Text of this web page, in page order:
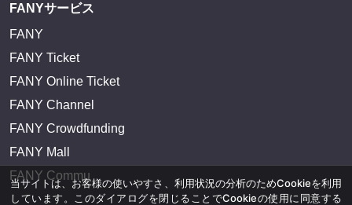
FANYサービス
FANY
FANY Ticket
FANY Online Ticket
FANY Channel
FANY Crowdfunding
FANY Mall
FANY Commu
当サイトは、お客様の使いやすさ、利用状況の分析のためCookieを利用
しています。このダイアログを閉じることでCookieの使用に同意する